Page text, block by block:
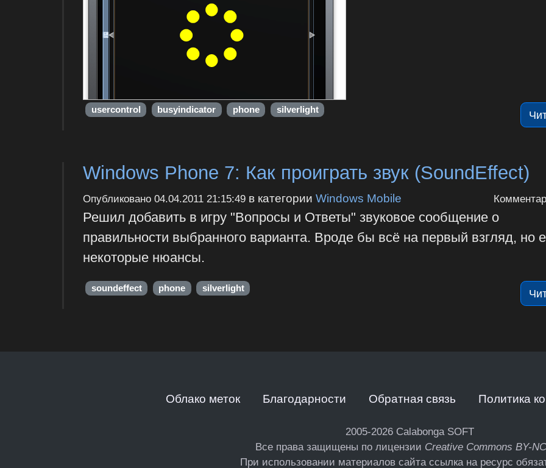
usercontrol busyindicator phone silverlight
Windows Phone 7: Как проиграть звук (SoundEffect)
Опубликовано 04.04.2011 21:15:49в категории Windows Mobile
Решил добавить в игру "Вопросы и Ответы" звуковое сообщение о
правильности выбранного варианта. Вроде бы всё на первый взгляд, но
некоторые нюансы.
soundeffect phone silverlight
Облако меток Благодарности Обратная связь Политика
2005-2026 Calabonga SOFT
Все права защищены по лицензии Creative Commons BY-
При использовании материалов сайта ссылка на ресурс